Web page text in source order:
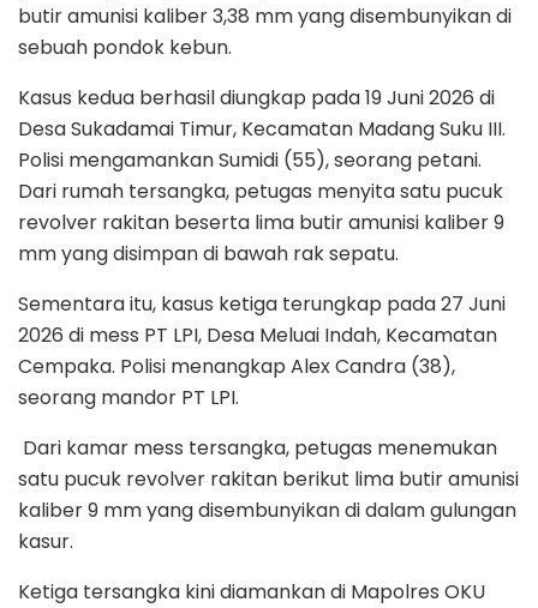
butir amunisi kaliber 3,38 mm yang disembunyikan di
sebuah pondok kebun.
Kasus kedua berhasil diungkap pada 19 Juni 2026 di
Desa Sukadamai Timur, Kecamatan Madang Suku III.
Polisi mengamankan Sumidi (55), seorang petani.
Dari rumah tersangka, petugas menyita satu pucuk
revolver rakitan beserta lima butir amunisi kaliber 9
mm yang disimpan di bawah rak sepatu.
Sementara itu, kasus ketiga terungkap pada 27 Juni
2026 di mess PT LPI, Desa Meluai Indah, Kecamatan
Cempaka. Polisi menangkap Alex Candra (38),
seorang mandor PT LPI.
Dari kamar mess tersangka, petugas menemukan
satu pucuk revolver rakitan berikut lima butir amunisi
kaliber 9 mm yang disembunyikan di dalam gulungan
kasur.
Ketiga tersangka kini diamankan di Mapolres OKU